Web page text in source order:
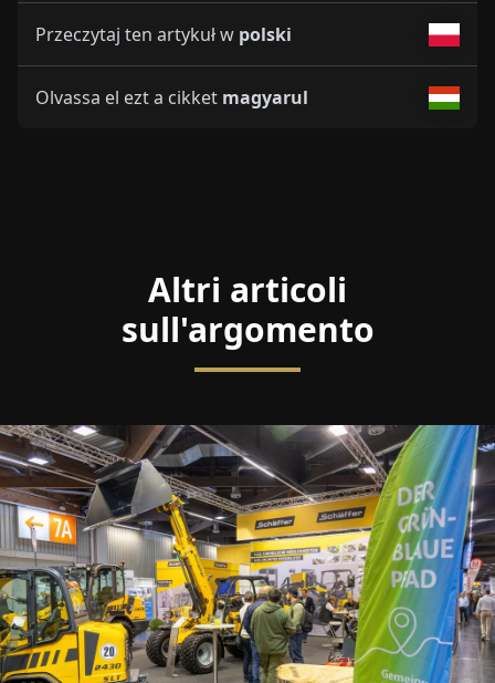
Przeczytaj ten artykuł w polski
Olvassa el ezt a cikket magyarul
Altri articoli
sull'argomento